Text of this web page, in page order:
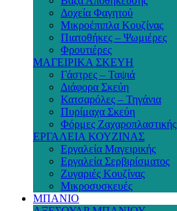
Δοχεία Φαγητού
Μικροέπιπλα Κουζίνας
Πιατοθήκες – Ψωμιέρες
Φρουτιέρες
ΜΑΓΕΙΡΙΚΑ ΣΚΕΥΗ
Γάστρες – Ταψιά
Διάφορα Σκεύη
Κατσαρόλες – Τηγάνια
Πυρίμαχα Σκεύη
Φόρμες Ζαχαροπλαστικής
ΕΡΓΑΛΕΙΑ ΚΟΥΖΙΝΑΣ
Εργαλεία Μαγειρικής
Εργαλεία Σερβιρίσματος
Ζυγαριές Κουζίνας
Μικροσυσκευές
ΜΠΑΝΙΟ